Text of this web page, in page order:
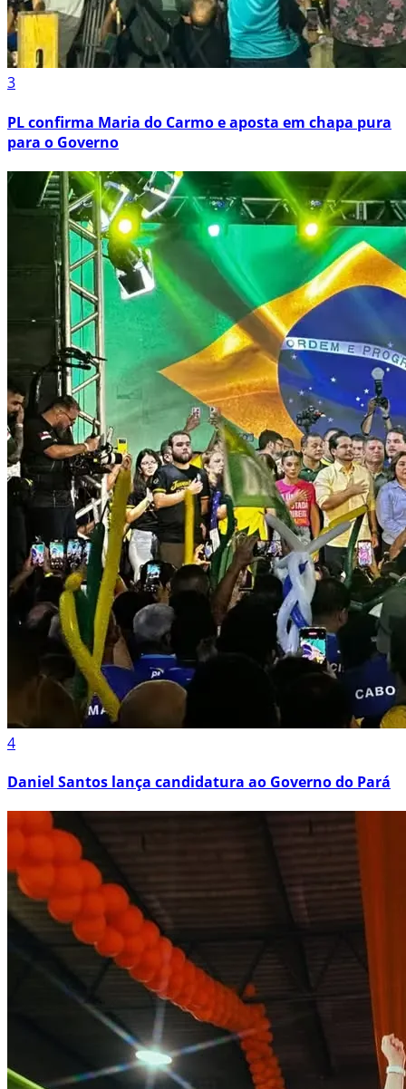
3
PL confirma Maria do Carmo e aposta em chapa pura
para o Governo
4
Daniel Santos lança candidatura ao Governo do Pará